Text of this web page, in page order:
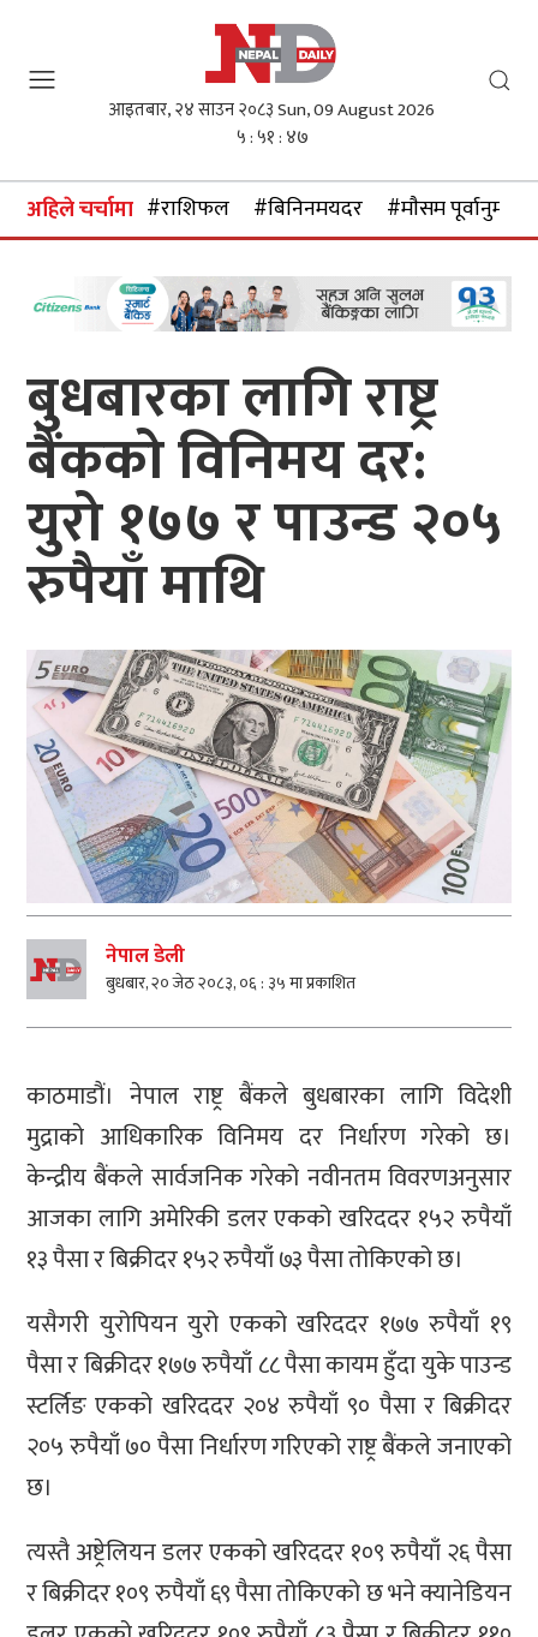
आइतबार, २४ साउन २०८३Sun, 09 August 2026
५ : ५१ : ४८
अहिले चर्चामा #राशिफल #बिनिनमयदर #माैसम पूर्वानुमान
बुधबारका लागि राष्ट्र
बैंकको विनिमय दर:
युरो १७७ र पाउन्ड २०५
रुपैयाँ माथि
नेपाल डेली
बुधबार, २० जेठ २०८३, ०६ : ३५ मा प्रकाशित
काठमाडौं। नेपाल राष्ट्र बैंकले बुधबारका लागि विदेशी
मुद्राको आधिकारिक विनिमय दर निर्धारण गरेको छ।
केन्द्रीय बैंकले सार्वजनिक गरेको नवीनतम विवरणअनुसार
आजका लागि अमेरिकी डलर एकको खरिददर १५२ रुपैयाँ
१३ पैसा र बिक्रीदर १५२ रुपैयाँ ७३ पैसा तोकिएको छ।
यसैगरी युरोपियन युरो एकको खरिददर १७७ रुपैयाँ १९
पैसा र बिक्रीदर १७७ रुपैयाँ ८८ पैसा कायम हुँदा युके पाउन्ड
स्टर्लिङ एकको खरिददर २०४ रुपैयाँ ९० पैसा र बिक्रीदर
२०५ रुपैयाँ ७० पैसा निर्धारण गरिएको राष्ट्र बैंकले जनाएको
छ।
त्यस्तै अष्ट्रेलियन डलर एकको खरिददर १०९ रुपैयाँ २६ पैसा
र बिक्रीदर १०९ रुपैयाँ ६९ पैसा तोकिएको छ भने क्यानेडियन